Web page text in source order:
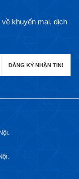
về khuyến mại, dịch